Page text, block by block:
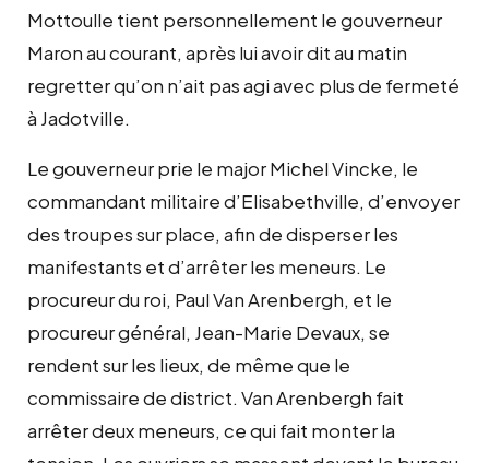
Mottoulle tient personnellement le gouverneur
Maron au courant, après lui avoir dit au matin
regretter qu’on n’ait pas agi avec plus de fermeté
à Jadotville.
Le gouverneur prie le major Michel Vincke, le
commandant militaire d’Elisabethville, d’envoyer
des troupes sur place, afin de disperser les
manifestants et d’arrêter les meneurs. Le
procureur du roi, Paul Van Arenbergh, et le
procureur général, Jean-Marie Devaux, se
rendent sur les lieux, de même que le
commissaire de district. Van Arenbergh fait
arrêter deux meneurs, ce qui fait monter la